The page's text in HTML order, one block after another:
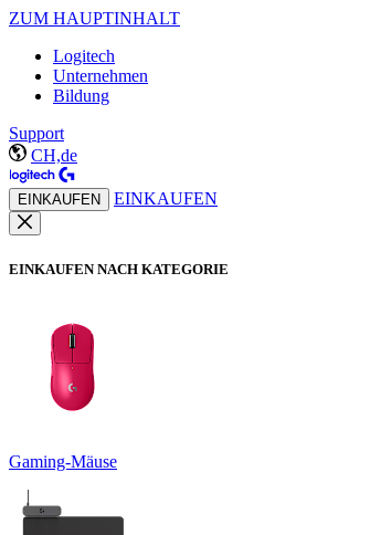
ZUM HAUPTINHALT
Logitech
Unternehmen
Bildung
Support
CH,de
EINKAUFEN EINKAUFEN
EINKAUFEN NACH KATEGORIE
Gaming-Mäuse